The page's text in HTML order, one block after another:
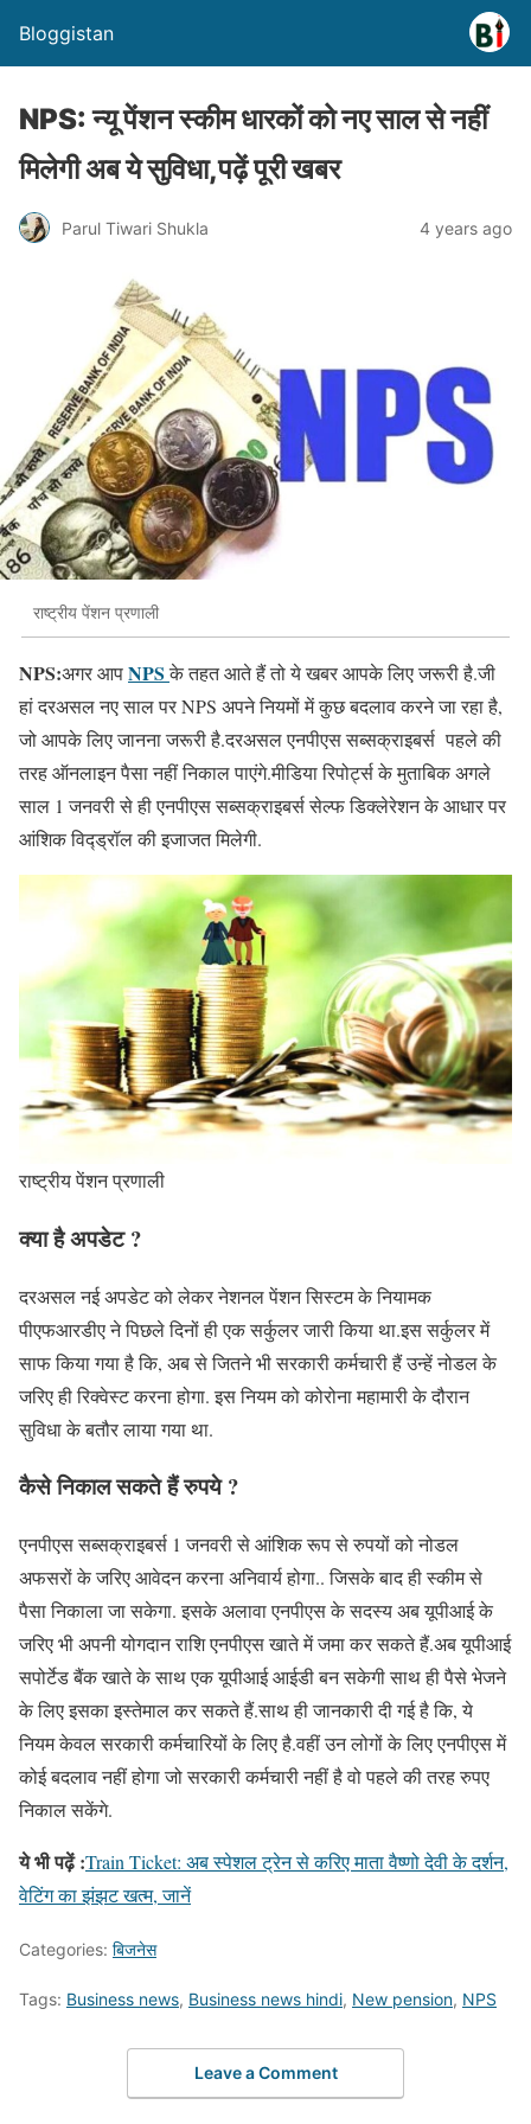
Bloggistan
NPS: न्यू पेंशन स्कीम धारकों को नए साल से नहीं
मिलेगी अब ये सुविधा,पढ़ें पूरी खबर
Parul Tiwari Shukla 4 years ago
राष्ट्रीय पेंशन प्रणाली
NPS:अगर आपNPSके तहत आते हैं तो ये खबर आपके लिए जरूरी है.जी
हां दरअसल नए साल पर NPS अपने नियमों में कुछ बदलाव करने जा रहा है,
जो आपके लिए जानना जरूरी है.दरअसल एनपीएस सब्सक्राइबर्स पहले की
तरह ऑनलाइन पैसा नहीं निकाल पाएंगे.मीडिया रिपोर्ट्स के मुताबिक अगले
साल 1 जनवरी से ही एनपीएस सब्सक्राइबर्स सेल्फ डिक्लेरेशन के आधार पर
आंशिक विद्ड्रॉल की इजाजत मिलेगी.
राष्ट्रीय पेंशन प्रणाली
क्या है अपडेट ?
दरअसल नई अपडेट को लेकर नेशनल पेंशन सिस्टम के नियामक
पीएफआरडीए ने पिछले दिनों ही एक सर्कुलर जारी किया था.इस सर्कुलर में
साफ किया गया है कि, अब से जितने भी सरकारी कर्मचारी हैं उन्हें नोडल के
जरिए ही रिक्वेस्ट करना होगा. इस नियम को कोरोना महामारी के दौरान
सुविधा के बतौर लाया गया था.
कैसे निकाल सकते हैं रुपये ?
एनपीएस सब्सक्राइबर्स 1 जनवरी से आंशिक रूप से रुपयों को नोडल
अफसरों के जरिए आवेदन करना अनिवार्य होगा.. जिसके बाद ही स्कीम से
पैसा निकाला जा सकेगा. इसके अलावा एनपीएस के सदस्य अब यूपीआई के
जरिए भी अपनी योगदान राशि एनपीएस खाते में जमा कर सकते हैं.अब यूपीआई
सपोर्टेड बैंक खाते के साथ एक यूपीआई आईडी बन सकेगी साथ ही पैसे भेजने
के लिए इसका इस्तेमाल कर सकते हैं.साथ ही जानकारी दी गई है कि, ये
नियम केवल सरकारी कर्मचारियों के लिए है.वहीं उन लोगों के लिए एनपीएस में
कोई बदलाव नहीं होगा जो सरकारी कर्मचारी नहीं है वो पहले की तरह रुपए
निकाल सकेंगे.
ये भी पढ़ें :Train Ticket: अब स्पेशल ट्रेन से करिए माता वैष्णो देवी के दर्शन,
वेटिंग का झंझट खत्म, जानें
Categories: बिजनेस
Tags: Business news, Business news hindi, New pension, NPS
Leave a Comment